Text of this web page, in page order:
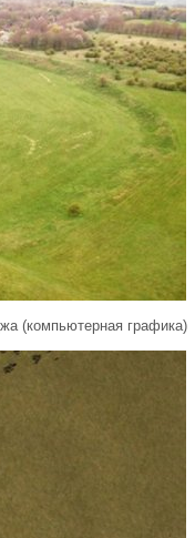
(компьютерная графика)